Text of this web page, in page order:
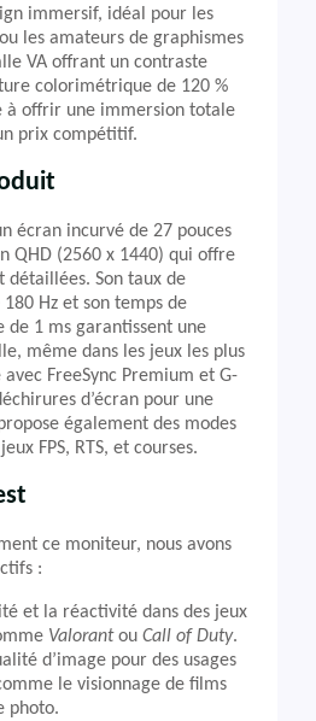
immersif, idéal pour les
les amateurs de graphismes
VA offrant un contraste
colorimétrique de 120 %
à offrir une immersion totale
prix compétitif.
écran incurvé de 27 pouces
QHD (2560 x 1440) qui offre
détaillées. Son taux de
Hz et son temps de
de 1 ms garantissent une
même dans les jeux les plus
FreeSync Premium et G-
d’écran pour une
également des modes
FPS, RTS, et courses.
ce moniteur, nous avons
:
et la réactivité dans des jeux
Valorantou Call of Duty.
d’image pour des usages
le visionnage de films
photo.